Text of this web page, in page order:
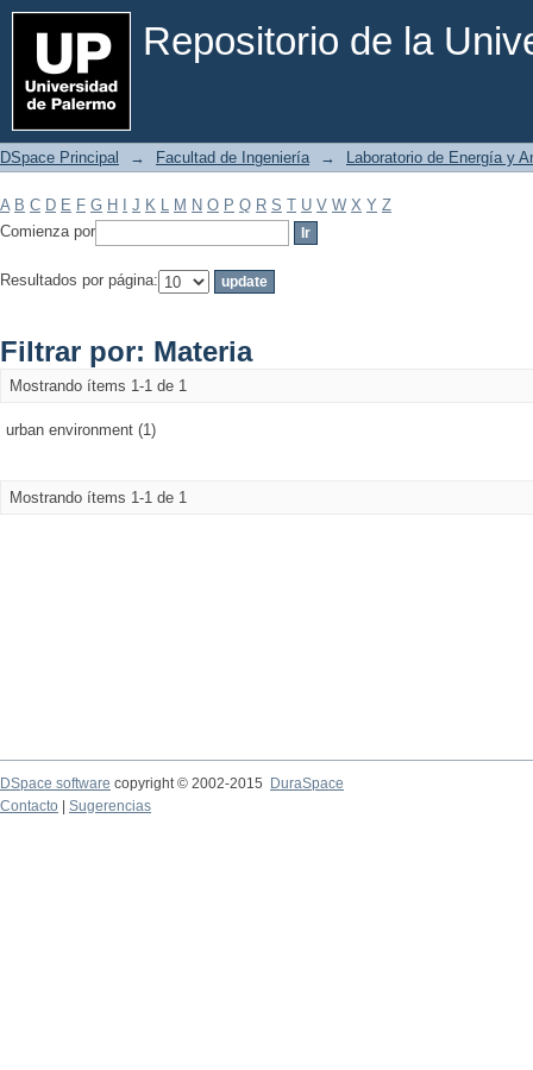
Repositorio de la
Filtrar por: Materia
DSpace Principal → Facultad de Ingeniería → Laboratorio de Energía y
A B C D E F G H J K L M N O P Q R S T U V W X Y Z
Comienza por
Resultados por página:
Filtrar por: Materia
Mostrando ítems 1-1 de 1
urban environment (1)
Mostrando ítems 1-1 de 1
DSpace software copyright © 2002-2015
DuraSpace
Contacto
Sugerencias